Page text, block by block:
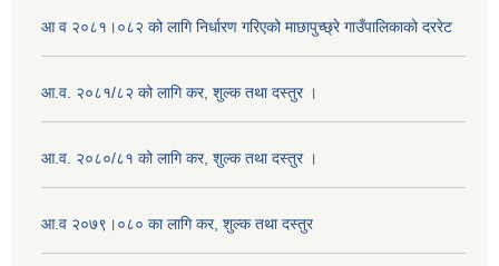
आ व २०८१।०८२ को लागि निर्धारण गरिएको माछापुच्छ्रे गाउँपालिकाको दररेट
आ.व. २०८१/८२ को लागि कर, शुल्क तथा दस्तुर ।
आ.व. २०८०/८१ को लागि कर, शुल्क तथा दस्तुर ।
आ.व २०७९।०८० का लागि कर, शुल्क तथा दस्तुर